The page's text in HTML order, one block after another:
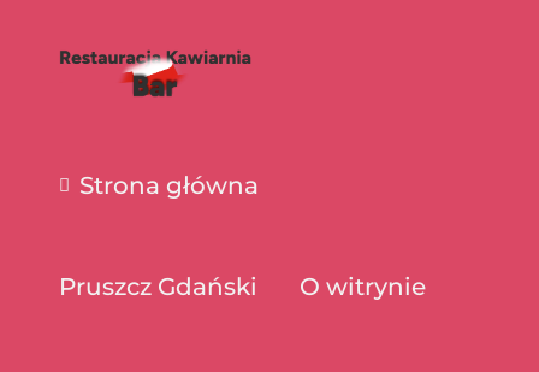
Strona główna
Pruszcz Gdański O witrynie